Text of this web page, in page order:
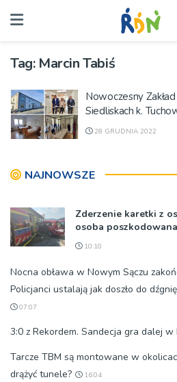
Tag: Marcin Tabiś
Nowoczesny
Siedliskach k.
28 GRUDNIA 2022
NAJNOWSZE
Zderzenie karetki z
osoba poszkodowana
10:10
Nocna obława w Nowym Sączu
Policjanci ustalają jak doszło do
07:07
3:0 z Rekordem. Sandecja gra dalej w
Tarcze TBM są montowane w
drążyć tunele?
16:04